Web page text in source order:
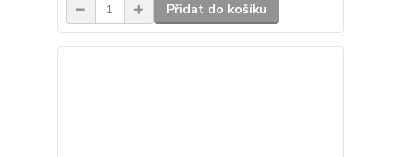
Přidat do košíku